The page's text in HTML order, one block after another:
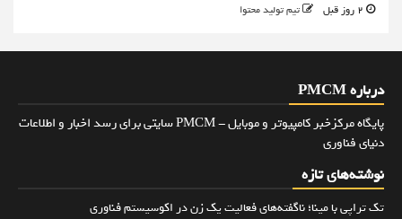
تیم تولید محتوا
درباره PMCM
پایگاه مرکزخبر کامپیوتر و موبایل - PMCM سایتی برای رسد اخبار و اطلاعات
دنیای فناوری
نوشته‌های تازه
تک تراپی با مینا؛ ناگفته‌های فعالیت یک زن در اکوسیستم فناوری